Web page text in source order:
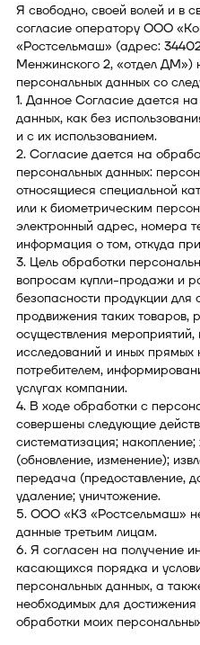
Я свободно, своей волей и в
согласие оператору ООО
«Ростсельмаш» (адрес:
Менжинского 2, «отдел ДМ»)
персональных данных со
1. Данное Согласие дается
данных, как без
и с их использованием.
2. Согласие дается на
персональных данных:
относящиеся специальной
или к биометрическим
электронный адрес, номера
информация о том, откуда
3. Цель обработки
вопросам купли-продажи и
безопасности продукции для
продвижения таких товаров,
осуществления
исследований и иных прямых
потребителем,
услугах компании.
4. В ходе обработки с
совершены следующие
систематизация;
(обновление, изменение);
передача (предоставление,
удаление; уничтожение.
5. ООО «КЗ «Ростсельмаш»
данные третьим лицам.
6. Я согласен на получение
касающихся порядка и
персональных данных, а
необходимых для
обработки моих